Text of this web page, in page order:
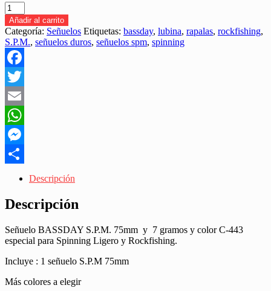
SEÑUELO
BASSDAY
S.P.M.
75mm
Sinking
7GR
C-
443
"SPINNING/ROCKFISHING"
cantidad
Añadir al carrito
Categoría: Señuelos Etiquetas: bassday, lubina, rapalas, rockfishing,
S.P.M., señuelos duros, señuelos spm, spinning
Facebook
Twitter
Email
WhatsApp
Messenger
Descripción
Descripción
Señuelo BASSDAY S.P.M. 75mm y 7 gramos y color C-443
especial para Spinning Ligero y Rockfishing.
Incluye : 1 señuelo S.P.M 75mm
Más colores a elegir